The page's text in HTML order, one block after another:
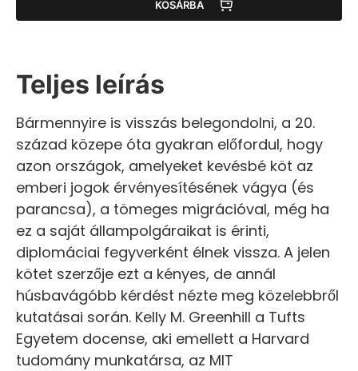
KOSÁRBA
Teljes leírás
Bármennyire is visszás belegondolni, a 20.
század közepe óta gyakran előfordul, hogy
azon országok, amelyeket kevésbé köt az
emberi jogok érvényesítésének vágya (és
parancsa), a tömeges migrációval, még ha
ez a saját állampolgáraikat is érinti,
diplomáciai fegyverként élnek vissza. A jelen
kötet szerzője ezt a kényes, de annál
húsbavágóbb kérdést nézte meg közelebbről
kutatásai során. Kelly M. Greenhill a Tufts
Egyetem docense, aki emellett a Harvard
tudomány munkatársa, az MIT